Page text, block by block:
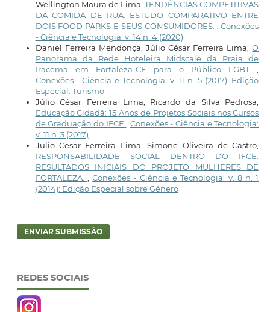
Wellington Moura de Lima,TENDÊNCIAS COMPETITIVAS
DA COMIDA DE RUA: ESTUDO COMPARATIVO ENTRE
DOIS FOOD PARKS E SEUS CONSUMIDORES.
,Conexões
- Ciência e Tecnologia: v. 14 n. 4 (2020)
Daniel Ferreira Mendonça, Júlio César Ferreira Lima,O
Panorama da Rede Hoteleira Midscale da Praia de
Iracema em Fortaleza-CE para o Público LGBT
Conexões - Ciência e Tecnologia: v. 11 n. 5 (2017): Edição
Especial: Turismo
Júlio César Ferreira Lima, Ricardo da Silva Pedrosa,
Educação Cidadã: 15 Anos de Projetos Sociais nos Cursos
de Graduação do IFCE
Conexões - Ciência e Tecnologia:
v. 11 n. 3 (2017)
Julio Cesar Ferreira Lima, Simone Oliveira de Castro,
RESPONSABILIDADE SOCIAL DENTRO DO IFCE:
RESULTADOS INICIAIS DO PROJETO MULHERES DE
FORTALEZA.
,Conexões - Ciência e Tecnologia: v. 8 n. 1
(2014): Edição Especial sobre Gênero
ENVIAR SUBMISSÃO
REDES SOCIAIS